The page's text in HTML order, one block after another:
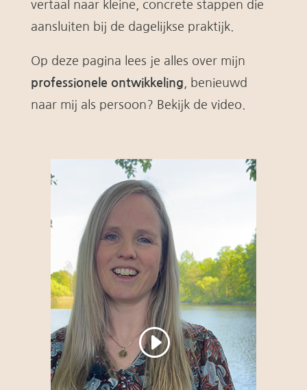
vertaal naar kleine, concrete stappen die
aansluiten bij de dagelijkse praktijk.
Op deze pagina lees je alles over mijn
professionele ontwikkeling , benieuwd
naar mij als persoon? Bekijk de video.